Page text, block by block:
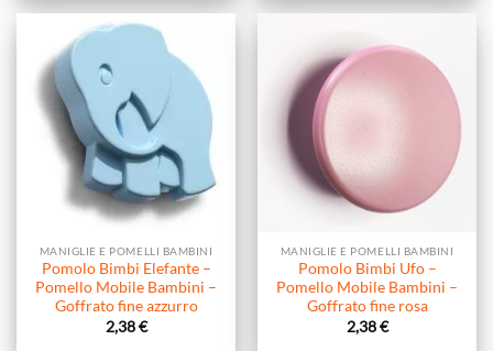
MANIGLIE E POMELLI BAMBINI
Pomolo Bimbi Elefante –
Pomello Mobile Bambini –
Goffrato fine azzurro
2,38€
MANIGLIE E POMELLI BAMBINI
Pomolo Bimbi Ufo –
Pomello Mobile Bambini –
Goffrato fine rosa
2,38€